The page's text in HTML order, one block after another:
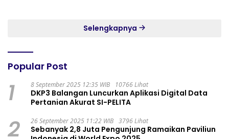
Selengkapnya
Popular Post
1 8 September 2025 12:35 WIB 10766 Lihat
DKP3 Balangan Luncurkan Aplikasi Digital Data
Pertanian Akurat SI-PELITA
2 26 September 2025 11:22 WIB 3796 Lihat
Sebanyak 2,8 Juta Pengunjung Ramaikan Paviliun